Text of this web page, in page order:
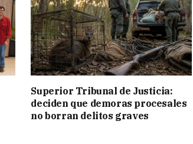
Superior Tribunal de Justicia:
deciden que demoras procesales
no borran delitos graves